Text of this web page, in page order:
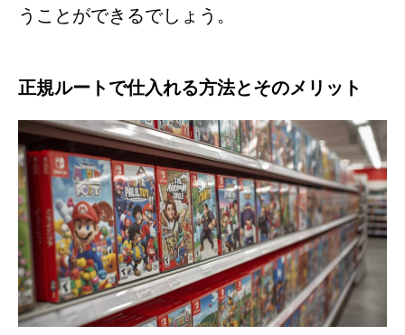
うことができるでしょう。
正規ルートで仕入れる方法とそのメリット